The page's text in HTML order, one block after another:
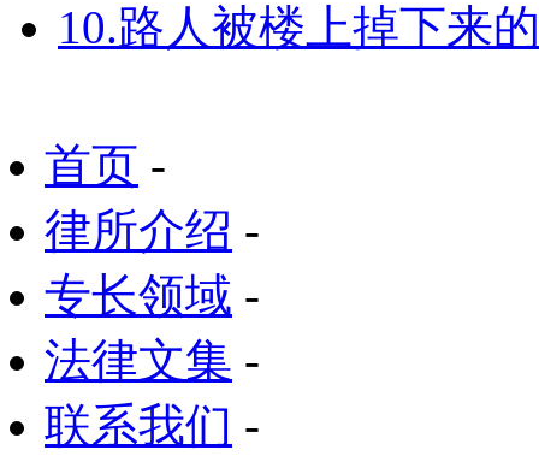
10.路人被楼上掉下来
首页 -
律所介绍 -
专长领域 -
法律文集 -
联系我们 -